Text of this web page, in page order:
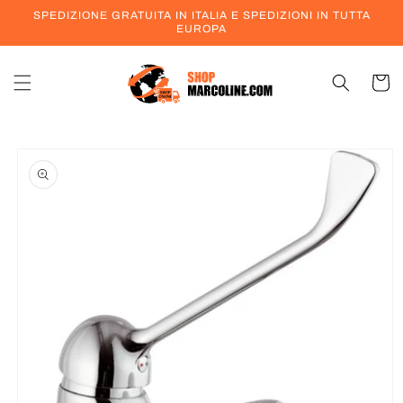
direttamente
SPEDIZIONE GRATUITA IN ITALIA E SPEDIZIONI IN TUTTA
EUROPA
Carrello
informazioni
sul prodotto